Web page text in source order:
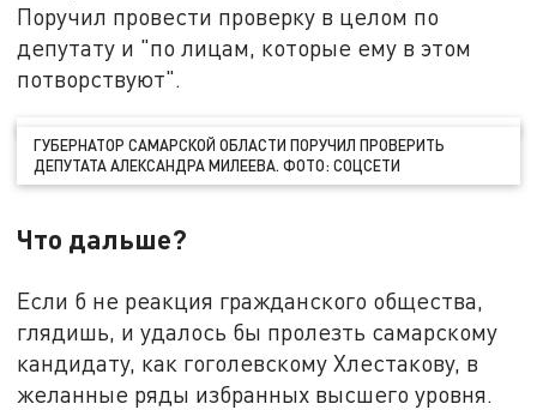
Поручил провести проверку в целом по
депутату и "по лицам, которые ему в этом
потворствуют".
ГУБЕРНАТОР САМАРСКОЙ ОБЛАСТИ ПОРУЧИЛ ПРОВЕРИТЬ
ДЕПУТАТА АЛЕКСАНДРА МИЛЕЕВА. ФОТО: СОЦСЕТИ
Что дальше?
Если б не реакция гражданского общества,
глядишь, и удалось бы пролезть самарскому
кандидату, как гоголевскому Хлестакову, в
желанные ряды избранных высшего уровня.